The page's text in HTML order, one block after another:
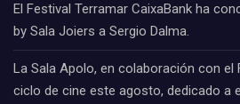
El Festival Terramar CaixaBank ha
by Sala Joiers a Sergio Dalma.
La Sala Apolo, en colaboración con el
ciclo de cine este agosto, dedicado a